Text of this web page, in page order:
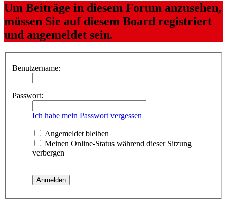
Um Beiträge in diesem Forum anzusehen,
müssen Sie auf diesem Board registriert
und angemeldet sein.
Benutzername:
Passwort:
Ich habe mein Passwort vergessen
Angemeldet bleiben
Meinen Online-Status während dieser Sitzung
verbergen